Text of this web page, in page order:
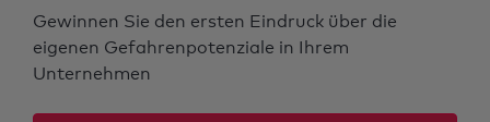
Gewinnen Sie den ersten Eindruck über die
eigenen Gefahrenpotenziale in Ihrem
Unternehmen